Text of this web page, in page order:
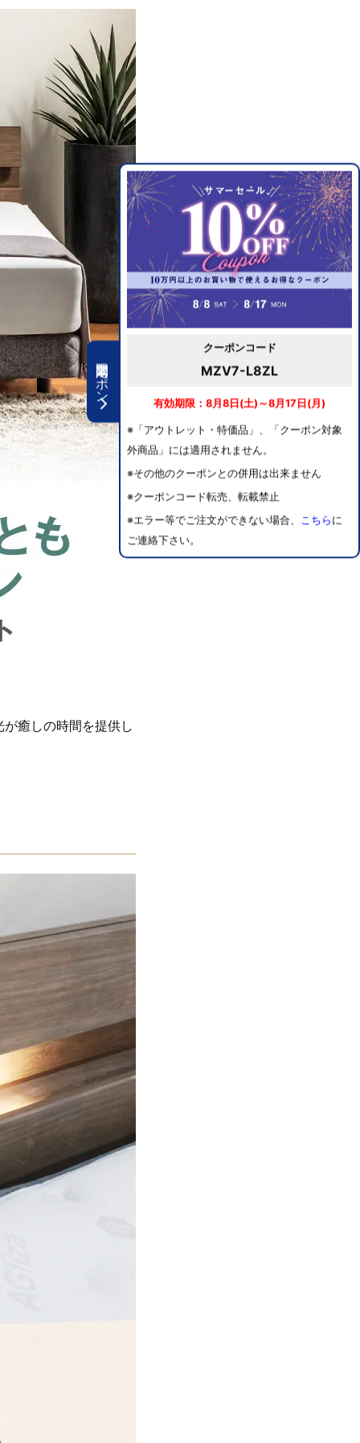
期間限定クーポン
クーポンコード
MZV7-L8ZL
有効期限：8月8日(土)～8月17日(月)
※「アウトレット・特価品」、「クーポン対象
外商品」には適用されません。
※その他のクーポンとの併用は出来ません
※クーポンコード転売、転載禁止
※エラー等でご注文ができない場合、 こちら に
ご連絡下さい。
癒しの時間を提供し